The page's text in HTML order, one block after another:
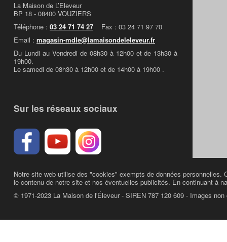
La Maison de L’Eleveur
BP 18 - 08400 VOUZIERS
Téléphone : 03 24 71 74 27 Fax : 03 24 71 97 70
Email : magasin-mdle@lamaisondeleleveur.fr
Du Lundi au Vendredi de 08h30 à 12h00 et de 13h30 à
19h00.
Le samedi de 08h30 à 12h00 et de 14h00 à 19h00 .
Sur les réseaux sociaux
Notre site web utilise des "cookies" exempts de données
le contenu de notre site et nos éventuelles publicités. En continuant à
© 1971-2023 La Maison de l'Éleveur - SIREN 787 120 609 - Images